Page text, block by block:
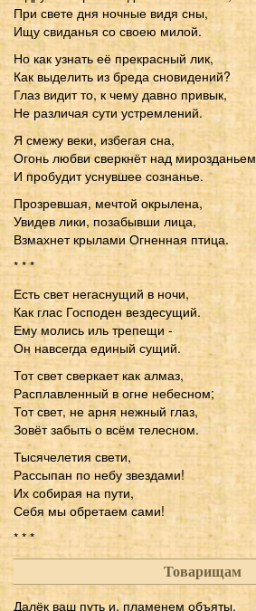
При свете дня ночные видя сны,
Ищу свиданья со своею милой.
Но как узнать её прекрасный лик,
Как выделить из бреда сновидений?
Глаз видит то, к чему давно привык,
Не различая сути устремлений.
Я смежу веки, избегая сна,
Огонь любви сверкнёт над мирозданьем
И пробудит уснувшее сознанье.
Прозревшая, мечтой окрылена,
Увидев лики, позабывши лица,
Взмахнет крылами Огненная птица.
* * *
Есть свет негаснущий в ночи,
Как глас Господен вездесущий.
Ему молись иль трепещи -
Он навсегда единый сущий.
Тот свет сверкает как алмаз,
Расплавленный в огне небесном;
Тот свет, не арня нежный глаз,
Зовёт забыть о всём телесном.
Тысячелетия свети,
Рассыпан по небу звездами!
Их собирая на пути,
Себя мы обретаем сами!
* * *
Товарищам
Далёк ваш путь и, пламенем объяты,